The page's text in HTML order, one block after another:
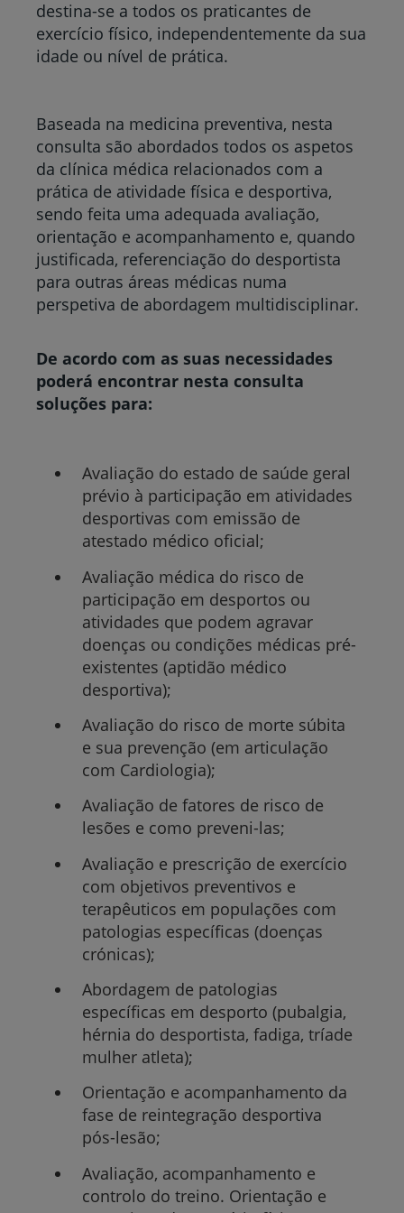
destina-se a todos os praticantes de
exercício físico, independentemente da sua
idade ou nível de prática.
Baseada na medicina preventiva, nesta
consulta são abordados todos os aspetos
da clínica médica relacionados com a
prática de atividade física e desportiva,
sendo feita uma adequada avaliação,
orientação e acompanhamento e, quando
justificada, referenciação do desportista
para outras áreas médicas numa
perspetiva de abordagem multidisciplinar.
De acordo com as suas necessidades
poderá encontrar nesta consulta
soluções para:
Avaliação do estado de saúde geral
prévio à participação em atividades
desportivas com emissão de
atestado médico oficial;
Avaliação médica do risco de
participação em desportos ou
atividades que podem agravar
doenças ou condições médicas pré-
existentes (aptidão médico
desportiva);
Avaliação do risco de morte súbita
e sua prevenção (em articulação
com Cardiologia);
Avaliação de fatores de risco de
lesões e como preveni-las;
Avaliação e prescrição de exercício
com objetivos preventivos e
terapêuticos em populações com
patologias específicas (doenças
crónicas);
Abordagem de patologias
específicas em desporto (pubalgia,
hérnia do desportista, fadiga, tríade
mulher atleta);
Orientação e acompanhamento da
fase de reintegração desportiva
pós-lesão;
Avaliação, acompanhamento e
controlo do treino. Orientação e